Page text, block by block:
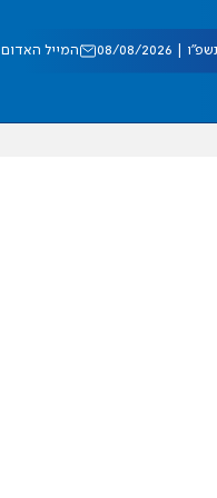
08/2026 המייל האדום